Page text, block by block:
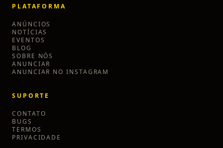
PLATAFORMA
ANÚNCIOS
NOTÍCIAS
EVENTOS
BLOG
SOBRE NÓS
ANUNCIAR
ANUNCIAR NO INSTAGRAM
SUPORTE
CONTATO
BUGS
TERMOS
PRIVACIDADE